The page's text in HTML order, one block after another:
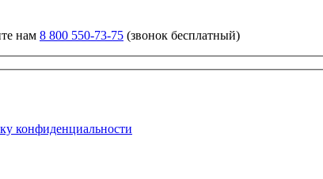
нам 8 800 550-73-75 (звонок бесплатный)
конфиденциальности